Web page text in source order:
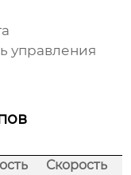
управления
Скорость